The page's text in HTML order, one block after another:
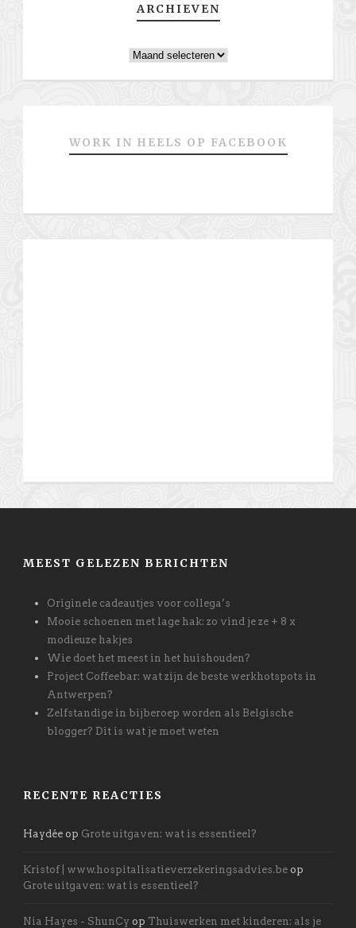
ARCHIEVEN
Archieven
WORK IN HEELS OP FACEBOOK
MEEST GELEZEN BERICHTEN
Originele cadeautjes voor collega’s
Mooie schoenen met lage hak: zo vind je ze + 8 x
modieuze hakjes
Wie doet het meest in het huishouden?
Project Coffeebar: wat zijn de beste werkhotspots in
Antwerpen?
Zelfstandige in bijberoep worden als Belgische
blogger? Dit is wat je moet weten
RECENTE REACTIES
Haydée op Grote uitgaven: wat is essentieel?
Kristof | www.hospitalisatieverzekeringsadvies.be op
Grote uitgaven: wat is essentieel?
Nia Hayes - ShunCy op Thuiswerken met kinderen: als je